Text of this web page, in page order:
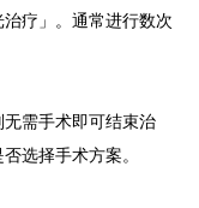
疗」。通常进行数次
需手术即可结束治
选择手术方案。